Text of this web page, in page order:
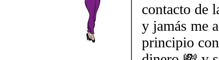
contacto de
y jamás me
principio